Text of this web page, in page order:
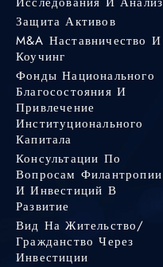
Защита Активов
M&A Наставничество И
Коучинг
Фонды Национального
Благосостояния И
Привлечение
Институционального
Капитала
Консультации По
Вопросам Филантропии
И Инвестиций В
Развитие
Вид На Жительство/
Гражданство Через
Инвестиции